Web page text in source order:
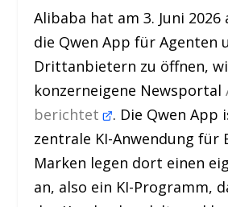
Alibaba hat am 3. Juni
die Qwen App für Agenten
Drittanbietern zu öffnen,
konzerneigene Newsportal
berichtet . Die Qwen App
zentrale KI-Anwendung für
Marken legen dort einen
an, also ein KI-Programm,